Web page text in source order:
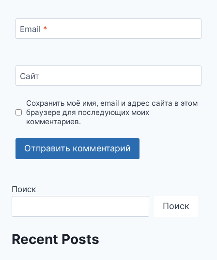
Email *
Сайт
Сохранить моё имя, email и адрес сайта в этом
браузере для последующих моих
комментариев.
Поиск
Поиск
Recent Posts